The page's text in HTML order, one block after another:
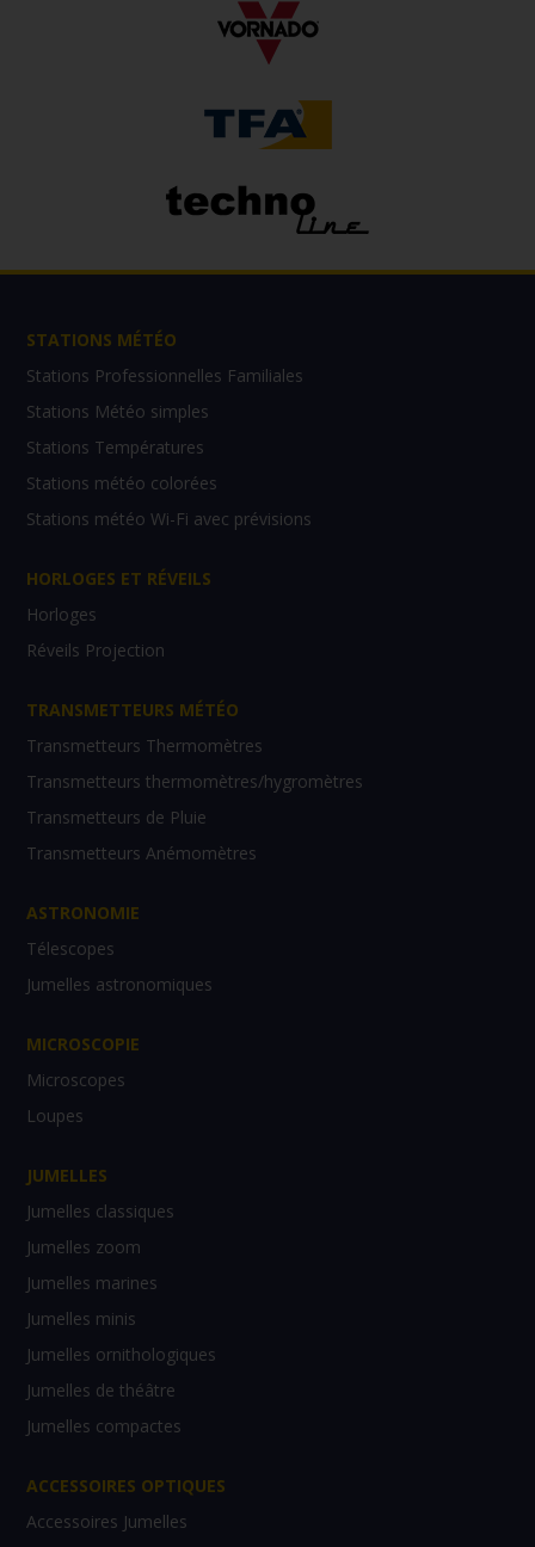
STATIONS MÉTÉO
Stations Professionnelles Familiales
Stations Météo simples
Stations Températures
Stations météo colorées
Stations météo Wi-Fi avec prévisions
HORLOGES ET RÉVEILS
Horloges
Réveils Projection
TRANSMETTEURS MÉTÉO
Transmetteurs Thermomètres
Transmetteurs thermomètres/hygromètres
Transmetteurs de Pluie
Transmetteurs Anémomètres
ASTRONOMIE
Télescopes
Jumelles astronomiques
MICROSCOPIE
Microscopes
Loupes
JUMELLES
Jumelles classiques
Jumelles zoom
Jumelles marines
Jumelles minis
Jumelles ornithologiques
Jumelles de théâtre
Jumelles compactes
ACCESSOIRES OPTIQUES
Accessoires Jumelles